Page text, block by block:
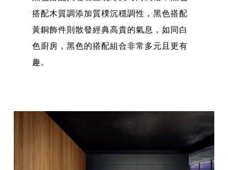
搭配木質調添加質樸沉穩調性，黑色搭配
黃銅飾件則散發經典高貴的氣息，如同白
色廚房，黑色的搭配組合非常多元且更有
趣。